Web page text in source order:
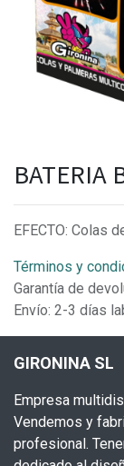
BATERIA
EFECTO: Colas
Términos y
Garantía de
Envío: 2-3 días
GIRONINA SL
Empresa
Vendemos y
profesional.